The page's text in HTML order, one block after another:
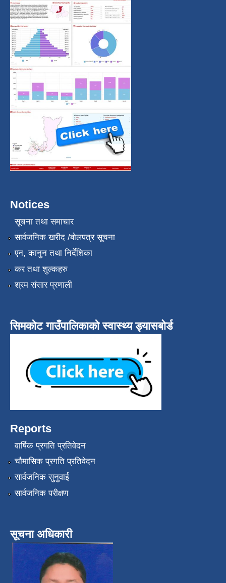
Notices
सूचना तथा समाचार
सार्वजनिक खरीद /बोलपत्र सूचना
एन, कानुन तथा निर्देशिका
कर तथा शुल्कहरु
श्रम संसार प्रणाली
सिमकोट गाउँपालिकाको स्वास्थ्य ड्यासबोर्ड
Reports
वार्षिक प्रगति प्रतिवेदन
चौमासिक प्रगति प्रतिवेदन
सार्वजनिक सुनुवाई
सार्वजनिक परीक्षण
सूचना अधिकारी